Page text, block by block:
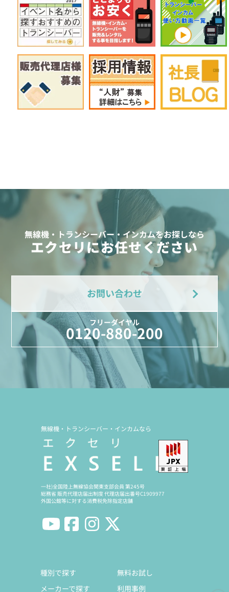
無線機・トランシーバー・インカムをお探しなら
エクセリにお任せください
お問い合わせ
フリーダイヤル
0120-880-200
無線機・トランシーバー・インカムなら
一社)全国陸上無線協会関東支部会員 第245号
総務省 販売代理店届出制度 代理店届出番号C1909977
外国公館等に対する消費税免除指定店舗
種別で探す
メーカーで探す
無料お試し
利用事例